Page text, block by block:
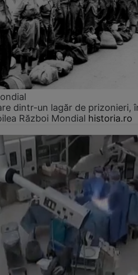
dintr-un lagăr de prizonieri,
Război Mondial historia.ro